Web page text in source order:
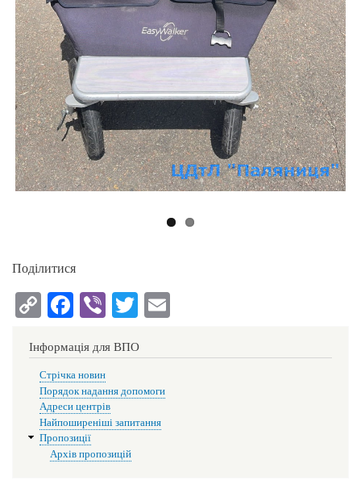
Поділитися
C
op
y
Li
nk
Fa
ce
bo
ok
Vi
be
r
T
wi
tteail
Інформація для ВПО
Стрічка новин
Порядок надання допомоги
Адреси центрів
Найпоширеніші запитання
Пропозиції
Архів пропозицій